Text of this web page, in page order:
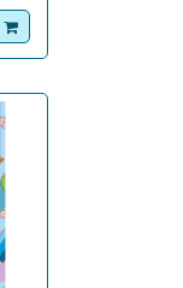
dodaj do koszyka